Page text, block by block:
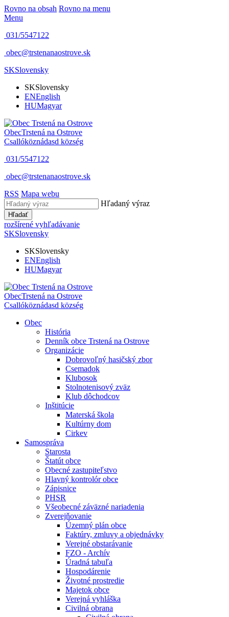
Rovno na obsah Rovno na menu
Menu
031/5547122
obec@trstenanaostrove.sk
SKSlovensky
SKSlovensky
ENEnglish
HUMagyar
ObecTrstená na Ostrove
Csallóköznádasd község
031/5547122
obec@trstenanaostrove.sk
RSS Mapa webu
Hľadaný výraz
Hľadať
rozšírené vyhľadávanie
SKSlovensky
SKSlovensky
ENEnglish
HUMagyar
ObecTrstená na Ostrove
Csallóköznádasd község
Obec
História
Denník obce Trstená na Ostrove
Organizácie
Dobrovoľný hasičský zbor
Csemadok
Klubosok
Stolnotenisový zväz
Klub dôchodcov
Inštitúcie
Materská škola
Kultúrny dom
Cirkev
Samospráva
Starosta
Štatút obce
Obecné zastupiteľstvo
Hlavný kontrolór obce
Zápisnice
PHSR
Všeobecné záväzné nariadenia
Zverejňovanie
Územný plán obce
Faktúry, zmluvy a objednávky
Verejné obstarávanie
FZO - Archív
Úradná tabuľa
Hospodárenie
Životné prostredie
Majetok obce
Verejná vyhláška
Civilná obrana